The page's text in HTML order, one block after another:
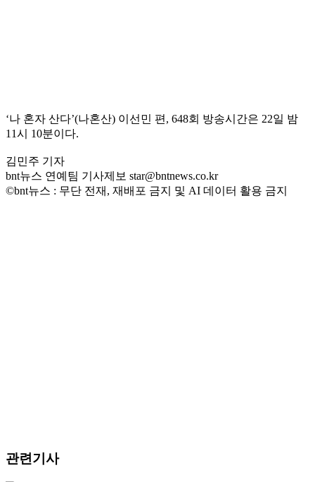
‘나 혼자 산다’(나혼산) 이선민 편, 648회 방송시간은 22일 밤
11시 10분이다.
김민주 기자
bnt뉴스 연예팀 기사제보 star@bntnews.co.kr
©bnt뉴스 : 무단 전재, 재배포 금지 및 AI 데이터 활용 금지
관련기사